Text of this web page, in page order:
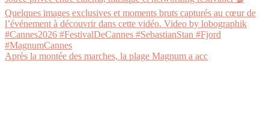
Après la montée des marches, la plage Magnum a acc